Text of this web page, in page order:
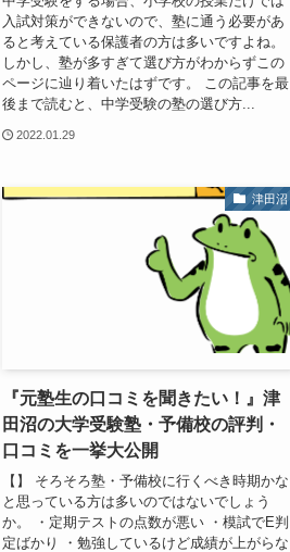
入試対策ができないので、塾に通う必要があ
ると考えている保護者の方は多いですよね。
しかし、塾が多すぎて選び方がわからずこの
ページに辿り着いたはずです。 この記事を最
後まで読むと、中学受験の塾の選び方...
2022.01.29
津田沼
『元塾生の口コミを聞きたい！』津
田沼の大学受験塾・予備校の評判・
口コミを一挙大公開
【】 そろそろ塾・予備校に行くべき時期かな
と思っている方は多いのではないでしょう
か。 ・定期テストの点数が悪い ・模試でE判
定ばかり ・勉強しているけど成績が上がらな